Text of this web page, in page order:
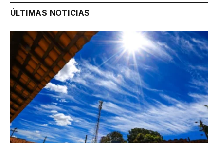
ÚLTIMAS NOTICIAS